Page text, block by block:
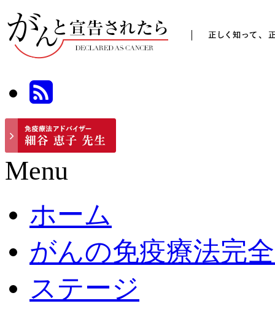
Menu
ホーム
がんの免疫療法完
ステージ